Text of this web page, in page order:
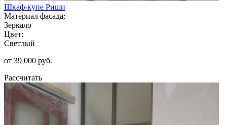
Шкаф-купе Риши
Материал фасада:
Зеркало
Цвет:
Светлый
от 39 000 руб.
Рассчитать